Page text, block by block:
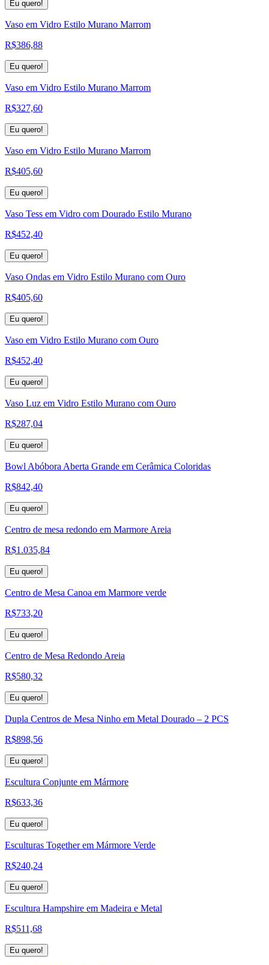
Eu quero!
Vaso em Vidro Estilo Murano Marrom
R$386,88
Eu quero!
Vaso em Vidro Estilo Murano Marrom
R$327,60
Eu quero!
Vaso em Vidro Estilo Murano Marrom
R$405,60
Eu quero!
Vaso Tess em Vidro com Dourado Estilo Murano
R$452,40
Eu quero!
Vaso Ondas em Vidro Estilo Murano com Ouro
R$405,60
Eu quero!
Vaso em Vidro Estilo Murano com Ouro
R$452,40
Eu quero!
Vaso Luz em Vidro Estilo Murano com Ouro
R$287,04
Eu quero!
Bowl Abóbora Aberta Grande em Cerâmica Coloridas
R$842,40
Eu quero!
Centro de mesa redondo em Marmore Areia
R$1.035,84
Eu quero!
Centro de Mesa Canoa em Marmore verde
R$733,20
Eu quero!
Centro de Mesa Redondo Areia
R$580,32
Eu quero!
Dupla Centros de Mesa Ninho em Metal Dourado – 2 PCS
R$898,56
Eu quero!
Escultura Conjunte em Mármore
R$633,36
Eu quero!
Esculturas Together em Mármore Verde
R$240,24
Eu quero!
Escultura Hampshire em Madeira e Metal
R$511,68
Eu quero!